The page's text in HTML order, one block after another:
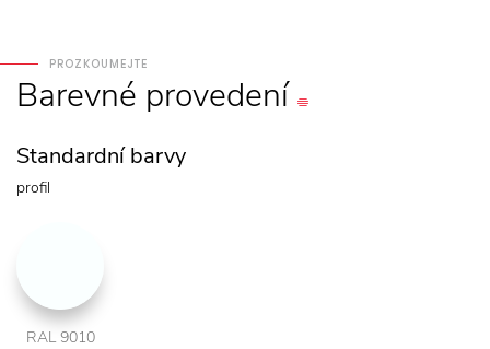
PROZKOUMEJTE
Barevné provedení
Standardní barvy
profil
RAL 9010